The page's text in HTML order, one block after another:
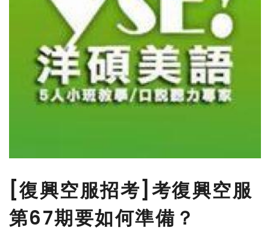
[復興空服招考]考復興空服
第67期要如何準備？